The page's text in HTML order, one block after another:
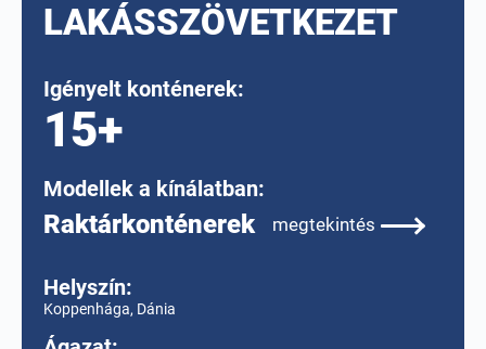
LAKÁSSZÖVETKEZET
Igényelt konténerek:
15+
Modellek a kínálatban:
Raktárkonténerek megtekintés
Helyszín:
Koppenhága, Dánia